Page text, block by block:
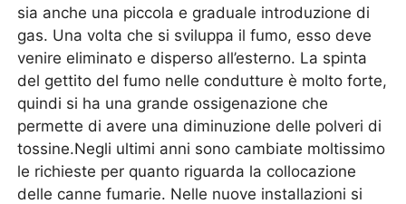
sia anche una piccola e graduale introduzione di
gas. Una volta che si sviluppa il fumo, esso deve
venire eliminato e disperso all’esterno. La spinta
del gettito del fumo nelle condutture è molto forte,
quindi si ha una grande ossigenazione che
permette di avere una diminuzione delle polveri di
tossine.Negli ultimi anni sono cambiate moltissimo
le richieste per quanto riguarda la collocazione
delle canne fumarie. Nelle nuove installazioni si